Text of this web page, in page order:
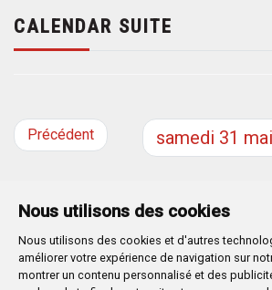
Nous utilisons des cookies
Nous utilisons des cookies et d'autres
améliorer votre expérience de navigation sur
montrer un contenu personnalisé et des
CALENDAR SUITE
Précédent samedi 31 mai
Plaza Mayor 1- 09071
947 288 800 CIF: P-